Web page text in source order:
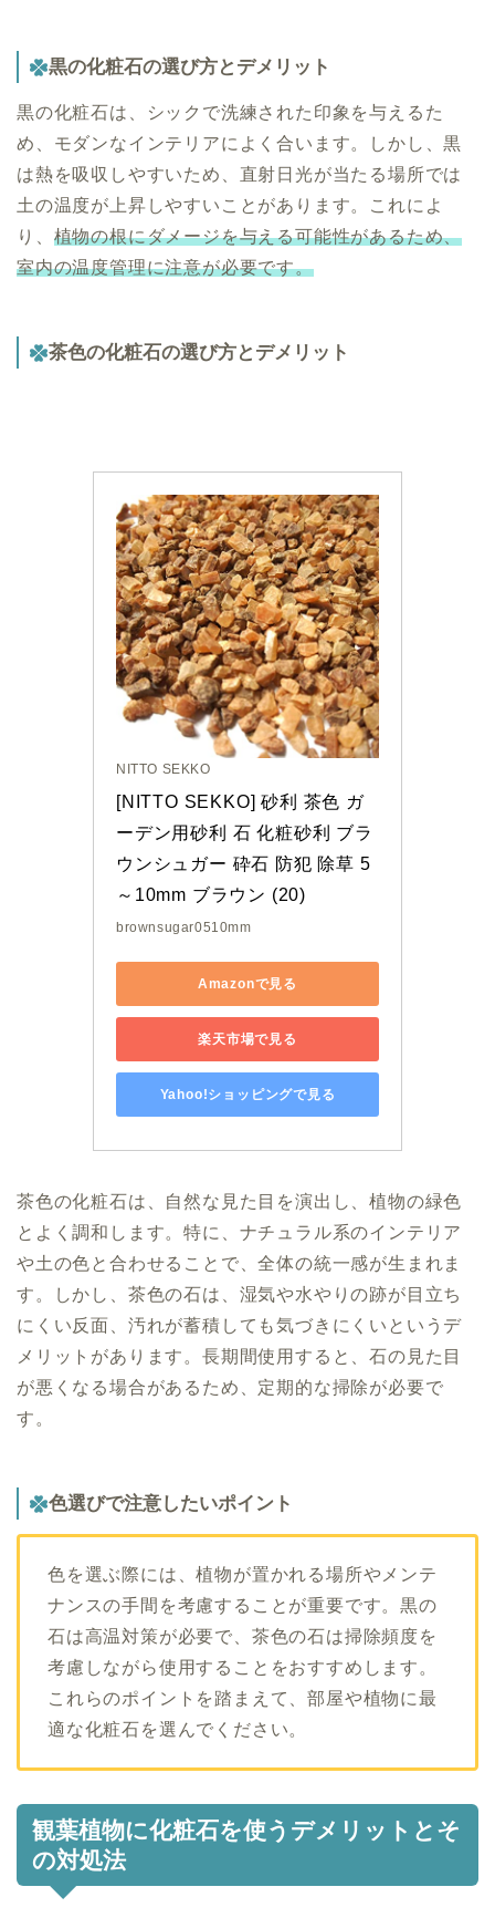
黒の化粧石の選び方とデメリット
黒の化粧石は、シックで洗練された印象を与えるた
め、モダンなインテリアによく合います。しかし、黒
は熱を吸収しやすいため、直射日光が当たる場所では
土の温度が上昇しやすいことがあります。これによ
り、 植物の根にダメージを与える可能性があるため、
室内の温度管理に注意が必要です。
茶色の化粧石の選び方とデメリット
NITTO SEKKO
[NITTO SEKKO] 砂利 茶色 ガ
ーデン用砂利 石 化粧砂利 ブラ
ウンシュガー 砕石 防犯 除草 5
～10mm ブラウン (20)
brownsugar0510mm
Amazonで見る
楽天市場で見る
Yahoo!ショッピングで見る
茶色の化粧石は、自然な見た目を演出し、植物の緑色
とよく調和します。特に、ナチュラル系のインテリア
や土の色と合わせることで、全体の統一感が生まれま
す。しかし、茶色の石は、湿気や水やりの跡が目立ち
にくい反面、汚れが蓄積しても気づきにくいというデ
メリットがあります。長期間使用すると、石の見た目
が悪くなる場合があるため、定期的な掃除が必要で
す。
色選びで注意したいポイント
色を選ぶ際には、植物が置かれる場所やメンテ
ナンスの手間を考慮することが重要です。黒の
石は高温対策が必要で、茶色の石は掃除頻度を
考慮しながら使用することをおすすめします。
これらのポイントを踏まえて、部屋や植物に最
適な化粧石を選んでください。
観葉植物に化粧石を使うデメリットとそ
の対処法